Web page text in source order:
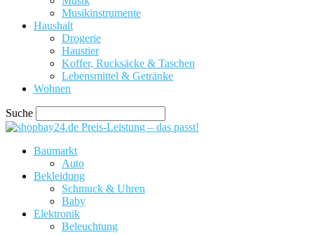
Musikinstrumente
Haushalt
Drogerie
Haustier
Koffer, Rucksäcke & Taschen
Lebensmittel & Getränke
Wohnen
Suche
Preis-Leistung – das passt!
Baumarkt
Auto
Bekleidung
Schmuck & Uhren
Baby
Elektronik
Beleuchtung